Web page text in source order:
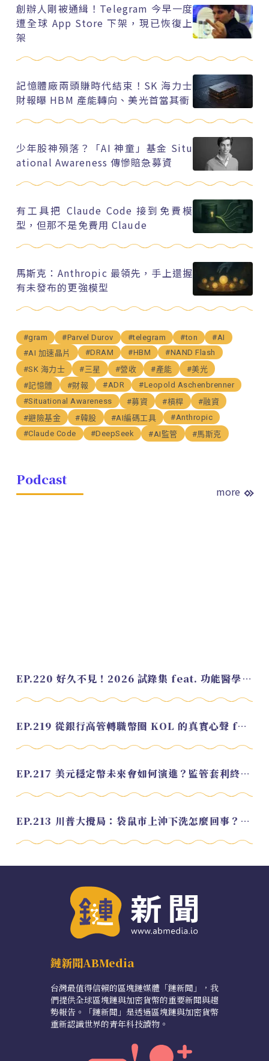
創辦人剛被通緝！Telegram 今早一度
遭全球 App Store 下架，現已恢復上
架
記憶體廠兩頭賺時代結束！SK 海力士
財報曝 HBM 產能轉向、美光首當其衝
少年股神殞落？「AI 神童」基金 Situ
ational Awareness 傳慘賠急募資
有工具把 Claude Code 接到免費模
型，但那不是免費用 Claude
馬斯克：Anthropic 最領先，手上還握
有未發布的更強模型
#gram #Parvel Durov #telegram #ton
#AI
#AI 加速晶片
#DRAM #HBM
#NAND Flash
#SK 海力士
#三星 #營收 #產能
#美光
#記憶體
#財報 #ADR
#Leopold Aschenbrenner
#Situational Awareness
#募資 #槓桿
#融資
#避險基金
#韓股 #AI編碼工具
#Anthropic
#Claude Code
#DeepSeek #AI監管 #馬斯克
Podcast
more
EP.220 好久不見！2026 試錄集 feat. 功能醫學營養師 美寶
EP.219 從銀行高管轉職幣圈 KOL 的真實心聲 feat.龜大
EP.217 美元穩定幣未來會如何演進？監管套利終將收斂？feat. 研究員 余哲安
EP.213 川普大攪局：袋鼠市上沖下洗怎麼回事？feat. Alvin
鏈新聞ABMedia
台灣最值得信賴的區塊鏈媒體「鏈新聞」，我
們提供全球區塊鏈與加密貨幣的重要新聞與趨
勢報告。「鏈新聞」是透過區塊鏈與加密貨幣
重新認識世界的青年科技讀物。